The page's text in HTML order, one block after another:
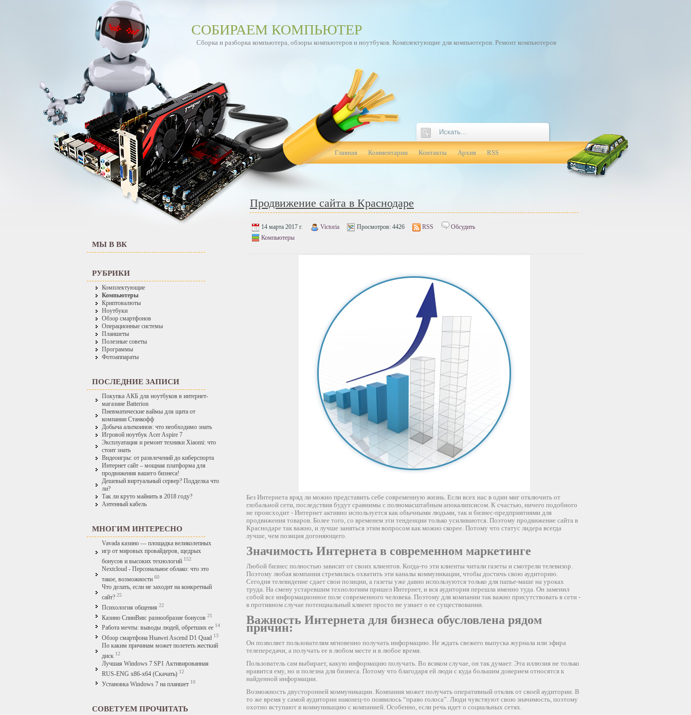
СОБИРАЕМ КОМПЬЮТЕР
Сборка и разборка компьютера, обзоры компьютеров и ноутбуков. Комплектующие для компьютеров. Ремонт компьютеров
Главная Комментарии Контакты Архив RSS
МЫ В ВК
РУБРИКИ
Комплектующие
Компьютеры
Криптовалюты
Ноутбуки
Обзор смартфонов
Операционные системы
Планшеты
Полезные советы
Программы
Фотоаппараты
ПОСЛЕДНИЕ ЗАПИСИ
Покупка АКБ для ноутбуков в интернет-
магазине Batterion
Пневматические ваймы для щита от
компании Станкофф
Добыча альткоинов: что необходимо знать
Игровой ноутбук Acer Aspire 7
Эксплуатация и ремонт техники Xiaomi: что
стоит знать
Видеоигры: от развлечений до киберспорта
Интернет сайт – мощная платформа для
продвижения вашего бизнеса!
Дешевый виртуальный сервер? Подделка что
ли?
Так ли круто майнить в 2018 году?
Антенный кабель
МНОГИМ ИНТЕРЕСНО
Vavada казино — площадка великолепных
игр от мировых провайдеров, щедрых
бонусов и высоких технологий 152
Nextcloud - Персональное облако: что это
такое, возможности 60
Что делать, если не заходит на конкретный
сайт? 25
Психология общения 22
Казино СпинВин: разнообразие бонусов 21
Работа мечты: выводы людей, обретших ее 14
Обзор смартфона Huawei Ascend D1 Quad 13
По каким причинам может полететь жесткий
диск 12
Лучшая Windows 7 SP1 Активированная
RUS-ENG x86-x64 (Скачать) 12
Установка Windows 7 на планшет 10
СОВЕТУЕМ ПРОЧИТАТЬ
Продвижение сайта в Краснодаре
14 марта 2017 г. Victoria Просмотров: 4426 RSS
Обсудить
Компьютеры
Без Интернета вряд ли можно представить себе современную жизнь. Если всех нас в один миг отключить от
глобальной сети, последствия будут сравнимы с полномасштабным апокалипсисом. К счастью, ничего подобного
не происходит - Интернет активно используется как обычными людьми, так и бизнес-предприятиями для
продвижения товаров. Более того, со временем эти тенденции только усиливаются. Поэтому продвижение сайта в
Краснодаре так важно, и лучше заняться этим вопросом как можно скорее. Потому что статус лидера всегда
лучше, чем позиция догоняющего.
Значимость Интернета в современном маркетинге
Любой бизнес полностью зависит от своих клиентов. Когда-то эти клиенты читали газеты и смотрели телевизор.
Поэтому любая компания стремилась охватить эти каналы коммуникации, чтобы достичь свою аудиторию.
Сегодня телевидение сдает свои позиции, а газеты уже давно используются только для папье-маше на уроках
труда. На смену устаревшим технологиям пришел Интернет, и вся аудитория перешла именно туда. Он заменил
собой все информационное поле современного человека. Поэтому для компании так важно присутствовать в сети -
в противном случае потенциальный клиент просто не узнает о ее существовании.
Важность Интернета для бизнеса обусловлена рядом
причин:
Он позволяет пользователям мгновенно получать информацию. Не ждать свежего выпуска журнала или эфира
телепередачи, а получать ее в любом месте и в любое время.
Пользователь сам выбирает, какую информацию получать. Во всяком случае, он так думает. Эта иллюзия не только
нравится ему, но и полезна для бизнеса. Потому что благодаря ей люди с куда большим доверием относятся к
найденной информации.
Возможность двусторонней коммуникации. Компания может получать оперативный отклик от своей аудитории. В
то же время у самой аудитории наконец-то появилось “право голоса”. Люди чувствуют свою значимость, поэтому
охотно вступают в коммуникацию с компанией. Особенно, если речь идет о социальных сетях.